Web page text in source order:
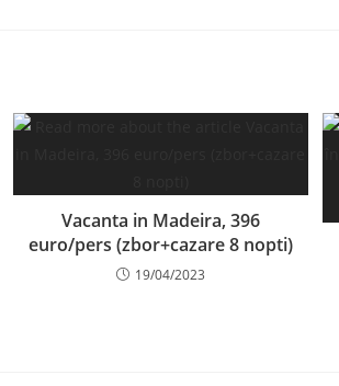
Vacanta in Madeira, 396
euro/pers (zbor+cazare 8 nopti)
19/04/2023